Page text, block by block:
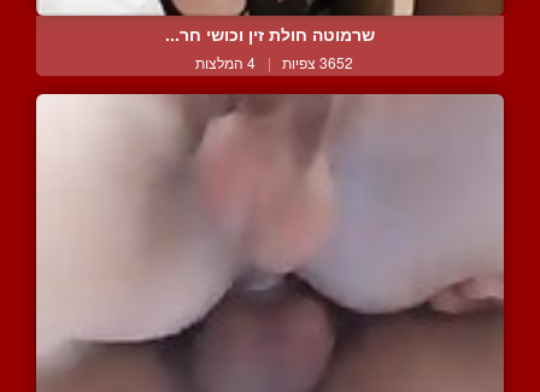
שרמוטה חולת זין וכושי חר...
3652 צפיות | 4 המלצות